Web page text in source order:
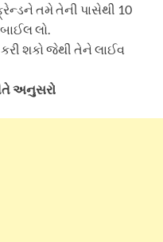
તમે તેની પાસેથી 10
લો.
શકો જેથી તેને લાઈવ
અનુસરો